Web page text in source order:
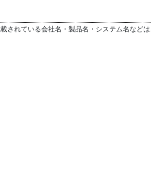
されている会社名・製品名・システム名など